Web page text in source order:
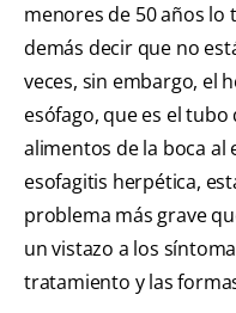
menores de 50 años lo
demás decir que no
veces, sin embargo, el
esófago, que es el
alimentos de la boca al
esofagitis herpética,
problema más grave
un vistazo a los
tratamiento y las